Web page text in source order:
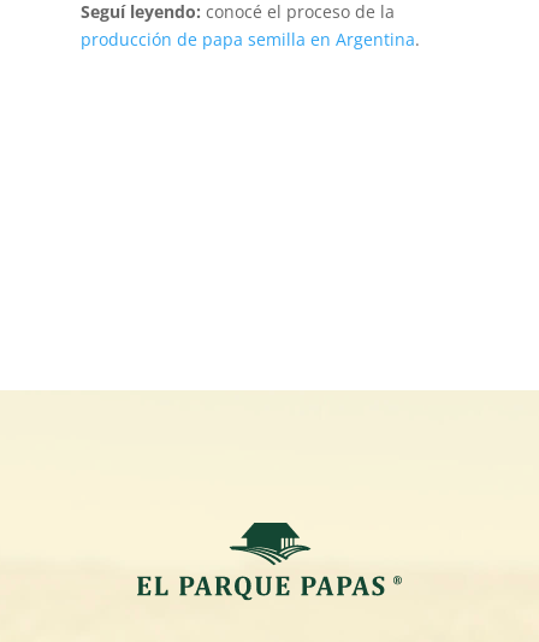
Seguí leyendo:conocé el proceso de la
producción de papa semilla en Argentina.